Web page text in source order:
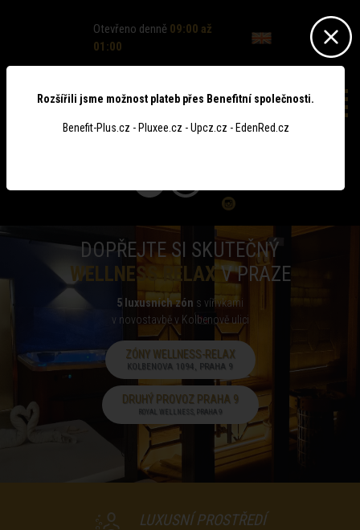
Otevřeno denně 09:00 až
01:00
DOPŘEJTE SI SKUTEČNÝ
WELLNESS RELAXV PRAZE
5 luxusních zón s vířivkami
v novostavbě v Kolbenově ulici
ZÓNY WELLNESS-RELAX
KOLBENOVA 1094, PRAHA 9
DRUHÝ PROVOZ PRAHA 9
ROYAL WELLNESS, PRAHA 9
LUXUSNÍ PROSTŘEDÍ
Rozšířili jsme možnost plateb přes Benefitní společnosti.
Benefit-Plus.cz - Pluxee.cz - Upcz.cz - EdenRed.cz